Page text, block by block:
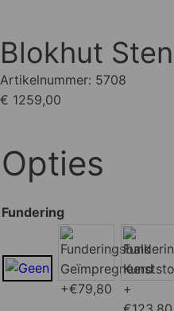
Blokhut
Artikelnummer: 5708
€ 1259,00
Opties
Fundering